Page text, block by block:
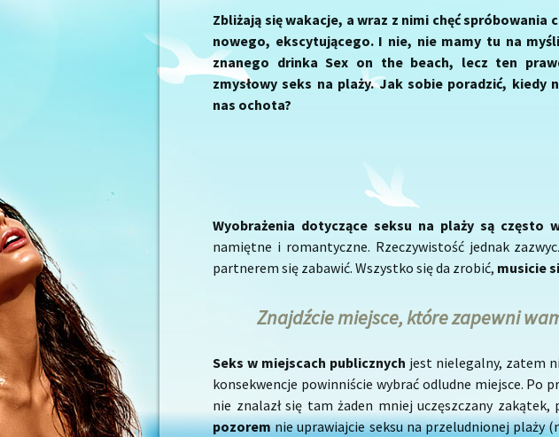
Zbliżają się wakacje, a wraz z nimi chęć spróbowania
nowego, ekscytującego. I nie, nie mamy tu na
znanego drinka Sex on the beach, lecz ten
zmysłowy seks na plaży. Jak sobie poradzić, kiedy
nas ochota?
Wyobrażenia dotyczące seksu na plaży są często
namiętne i romantyczne. Rzeczywistość jednak
partnerem się zabawić. Wszystko się da zrobić, musicie
Znajdźcie miejsce, które zapewni
Seks w miejscach publicznych jest nielegalny, zatem
konsekwencje powinniście wybrać odludne miejsce. Po
nie znalazł się tam żaden mniej uczęszczany
pozoremnie uprawiajcie seksu na przeludnionej plaży